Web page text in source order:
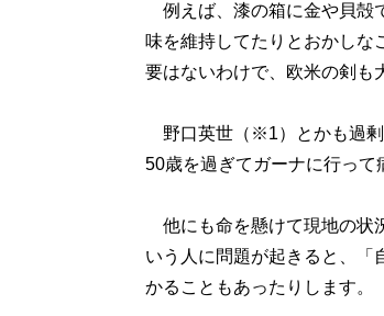
例えば、漆の箱に金や貝殻
味を維持してたりとおかしな
要はないわけで、欧米の剣も
野口英世（※1）とかも過剰
50歳を過ぎてガーナに行って
他にも命を懸けて現地の状
いう人に問題が起きると、「
かることもあったりします。